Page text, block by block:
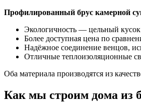
Профилированный брус камерной
Экологичность — цельный кусок
Более доступная цена по
Надёжное соединение венцов,
Отличные теплоизоляционные
Оба материала производятся из
Как мы строим дома из